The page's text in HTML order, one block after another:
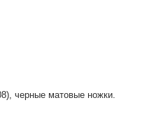
черные матовые ножки.